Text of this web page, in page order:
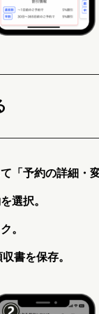
「予約の詳細・
選択。
。
書を保存。